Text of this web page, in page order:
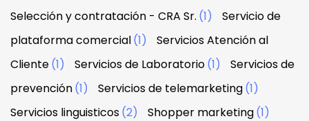
Selección y contratación - CRA Sr. (1)
Servicio de
plataforma comercial(1)
Servicios Atención al
Cliente(1) Servicios de Laboratorio(1)
Servicios de
prevención(1) Servicios de telemarketing(1)
Servicios linguisticos(2) Shopper marketing(1)